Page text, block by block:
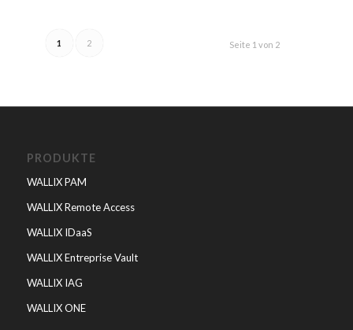
Seite 1 von 2
1 2
PRODUKTE
WALLIX PAM
WALLIX Remote Access
WALLIX IDaaS
WALLIX Entreprise Vault
WALLIX IAG
WALLIX ONE